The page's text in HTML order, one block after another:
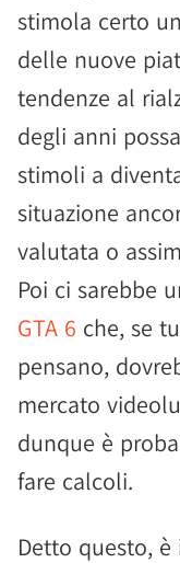
stimola certo
delle nuove
tendenze al
degli anni
stimoli a
situazione
valutata o
Poi ci sarebbe
GTA 6 che, se
pensano,
mercato
dunque è
fare calcoli.
Detto questo,